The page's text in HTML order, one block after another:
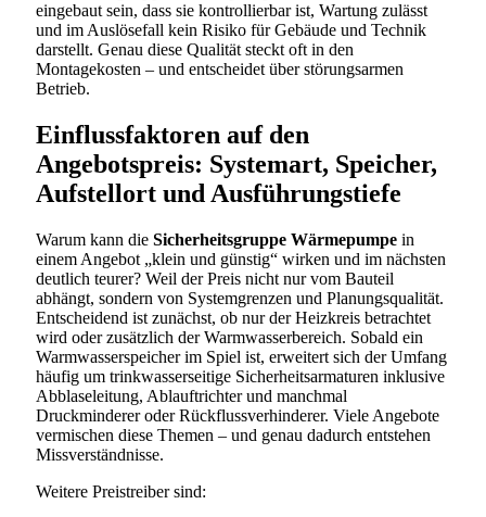
eingebaut sein, dass sie kontrollierbar ist, Wartung zulässt
und im Auslösefall kein Risiko für Gebäude und Technik
darstellt. Genau diese Qualität steckt oft in den
Montagekosten – und entscheidet über störungsarmen
Betrieb.
Einflussfaktoren auf den
Angebotspreis: Systemart, Speicher,
Aufstellort und Ausführungstiefe
Warum kann die Sicherheitsgruppe Wärmepumpe in
einem Angebot „klein und günstig“ wirken und im nächsten
deutlich teurer? Weil der Preis nicht nur vom Bauteil
abhängt, sondern von Systemgrenzen und Planungsqualität.
Entscheidend ist zunächst, ob nur der Heizkreis betrachtet
wird oder zusätzlich der Warmwasserbereich. Sobald ein
Warmwasserspeicher im Spiel ist, erweitert sich der Umfang
häufig um trinkwasserseitige Sicherheitsarmaturen inklusive
Abblaseleitung, Ablauftrichter und manchmal
Druckminderer oder Rückflussverhinderer. Viele Angebote
vermischen diese Themen – und genau dadurch entstehen
Missverständnisse.
Weitere Preistreiber sind: